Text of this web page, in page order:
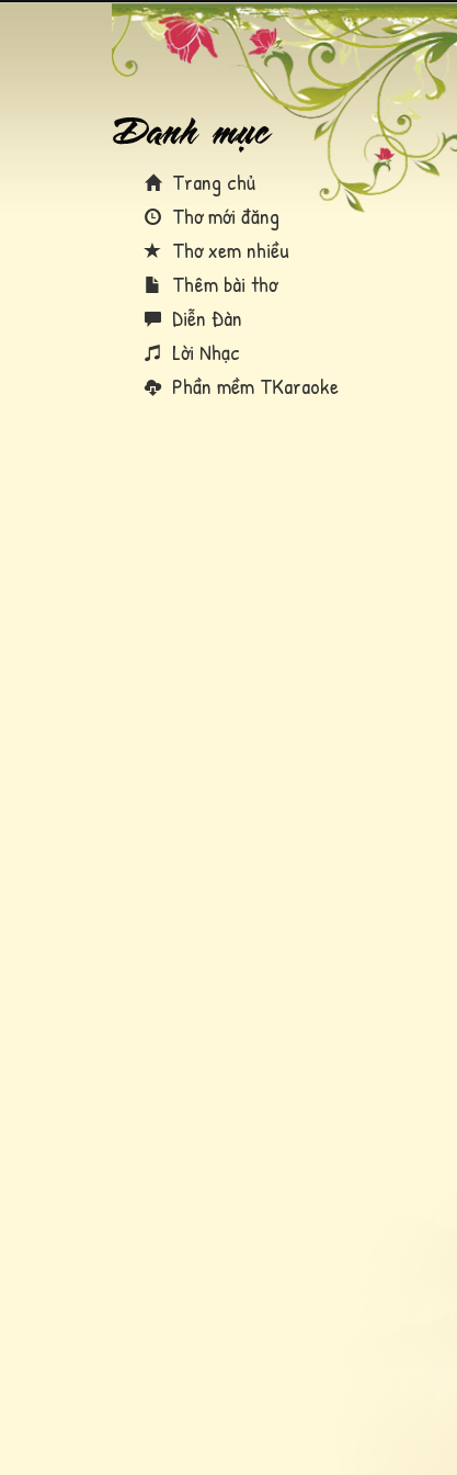
Trang chủ
Thơ mới đăng
Thơ xem nhiều
Thêm bài thơ
Diễn Đàn
Lời Nhạc
Phần mềm TKaraoke